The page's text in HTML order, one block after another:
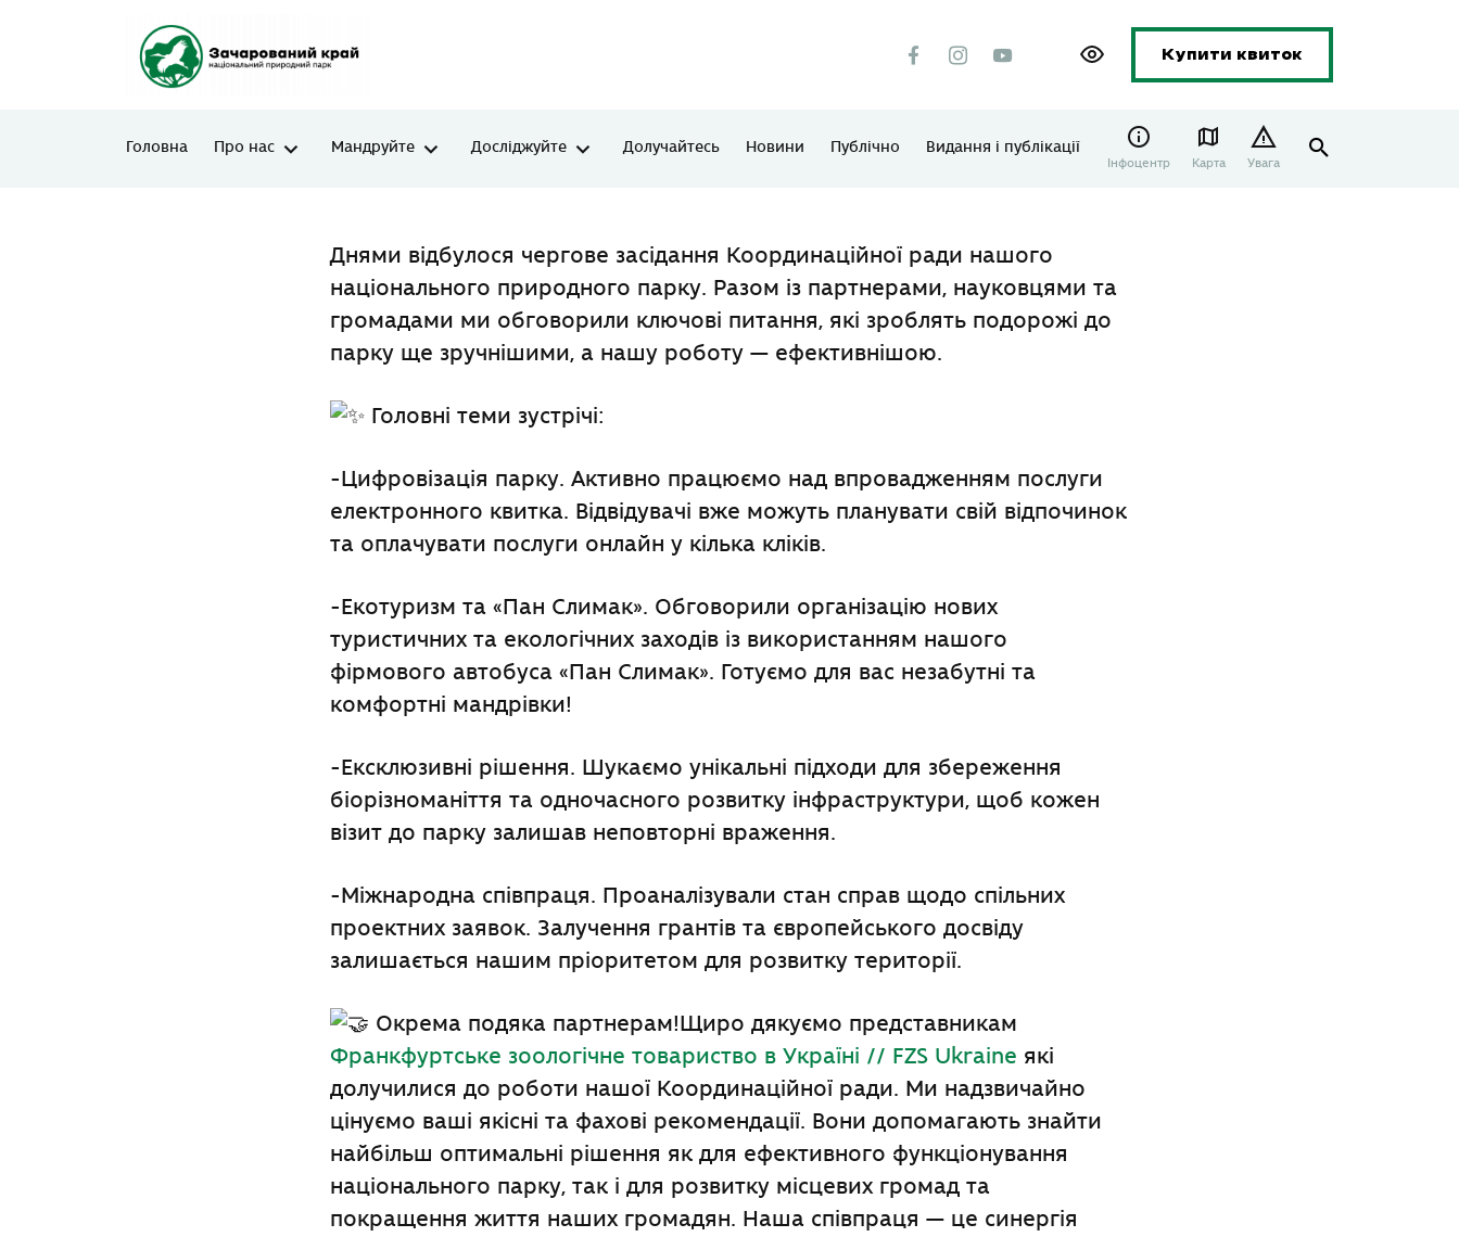
Купити квиток
Головна Про нас Мандруйте Досліджуйте Долучайтесь Новини Публічно Видання і публікації
Інфоцентр Карта Увага
Днями відбулося чергове засідання Координаційної ради нашого
національного природного парку. Разом із партнерами, науковцями та
громадами ми обговорили ключові питання, які зроблять подорожі до
парку ще зручнішими, а нашу роботу — ефективнішою.
Головні теми зустрічі:
-Цифровізація парку. Активно працюємо над впровадженням послуги
електронного квитка. Відвідувачі вже можуть планувати свій відпочинок
та оплачувати послуги онлайн у кілька кліків.
-Екотуризм та «Пан Слимак». Обговорили організацію нових
туристичних та екологічних заходів із використанням нашого
фірмового автобуса «Пан Слимак». Готуємо для вас незабутні та
комфортні мандрівки!
-Ексклюзивні рішення. Шукаємо унікальні підходи для збереження
біорізноманіття та одночасного розвитку інфраструктури, щоб кожен
візит до парку залишав неповторні враження.
-Міжнародна співпраця. Проаналізували стан справ щодо спільних
проектних заявок. Залучення грантів та європейського досвіду
залишається нашим пріоритетом для розвитку території.
Окрема подяка партнерам!Щиро дякуємо представникам
Франкфуртське зоологічне товариство в Україні // FZS Ukraine які
долучилися до роботи нашої Координаційної ради. Ми надзвичайно
цінуємо ваші якісні та фахові рекомендації. Вони допомагають знайти
найбільш оптимальні рішення як для ефективного функціонування
національного парку, так і для розвитку місцевих громад та
покращення життя наших громадян. Наша співпраця — це синергія